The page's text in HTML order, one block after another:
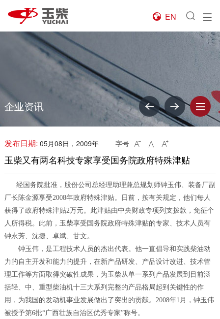

EN
企业资讯
发布日期: 05月08日，2009年 字号   
玉柴又有两名科技专家享受国务院政府特殊津贴
经国务院批准，股份公司总经理助理兼总规划师钟玉伟、装备厂副
厂长陈金源享受2008年政府特殊津贴。日前，按有关规定，他们每人
获得了政府特殊津贴2万元。此津贴由中央财政专项列支拨款，免征个
人所得税。此前，玉柴享受国务院政府特殊津贴的专家、技术人员有
钟永芳、沈捷、卓斌、甘文。
钟玉伟，是工程技术人员的杰出代表。他一直倡导和实践柴油动
力的自主开发和能力的提升，在新产品研发、产品设计改进、技术管
理工作等方面取得突破性成果，为玉柴从单一系列产品发展到目前涵
括轻、中、重型柴油机十三大系列完整的产品格局起到关键性的作
用，为我国的发动机事业发展做出了突出的贡献。2008年1月，钟玉伟
被授予第6批“广西壮族自治区优秀专家”称号。